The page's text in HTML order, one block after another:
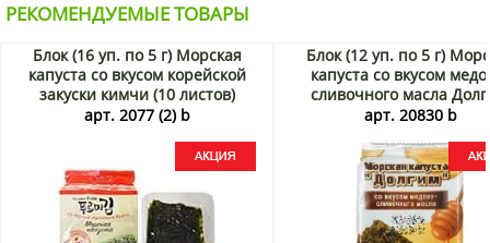
РЕКОМЕНДУЕМЫЕ ТОВАРЫ
Блок (16 уп. по 5 г) Морская
капуста со вкусом корейской
закуски кимчи (10 листов)
Фурми Ким (Furmi Kim), Корея, 5
арт. 2077 (2) b
Блок (12 уп. по 5 г)
капуста со вкусом
сливочного масла
Корея, 5 г х 12 шт.
арт. 20830 b